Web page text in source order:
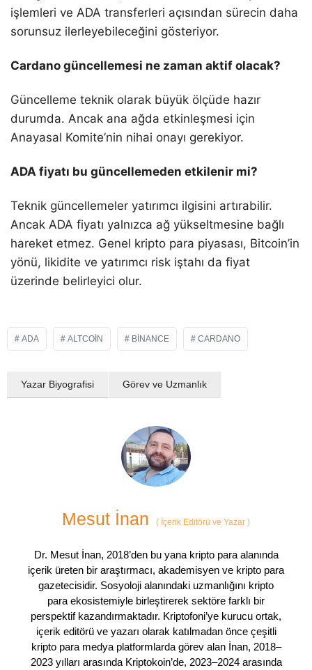
işlemleri ve ADA transferleri açısından sürecin daha
sorunsuz ilerleyebileceğini gösteriyor.
Cardano güncellemesi ne zaman aktif olacak?
Güncelleme teknik olarak büyük ölçüde hazır
durumda. Ancak ana ağda etkinleşmesi için
Anayasal Komite’nin nihai onayı gerekiyor.
ADA fiyatı bu güncellemeden etkilenir mi?
Teknik güncellemeler yatırımcı ilgisini artırabilir.
Ancak ADA fiyatı yalnızca ağ yükseltmesine bağlı
hareket etmez. Genel kripto para piyasası, Bitcoin’in
yönü, likidite ve yatırımcı risk iştahı da fiyat
üzerinde belirleyici olur.
ADA ALTCOIN BINANCE CARDANO
Yazar Biyografisi Görev ve Uzmanlık
Mesut İnan ( İçerik Editörü ve Yazar )
Dr. Mesut İnan, 2018’den bu yana kripto para alanında
içerik üreten bir araştırmacı, akademisyen ve kripto para
gazetecisidir. Sosyoloji alanındaki uzmanlığını kripto
para ekosistemiyle birleştirerek sektöre farklı bir
perspektif kazandırmaktadır. Kriptofoni’ye kurucu ortak,
içerik editörü ve yazarı olarak katılmadan önce çeşitli
kripto para medya platformlarda görev alan İnan, 2018–
2023 yılları arasında Kriptokoin’de, 2023–2024 arasında